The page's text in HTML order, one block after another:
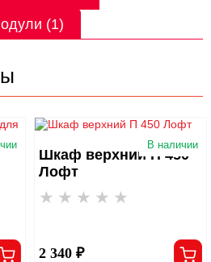
(1)
В наличии
Шкаф верхний П 450
Лофт
2 340 ₽